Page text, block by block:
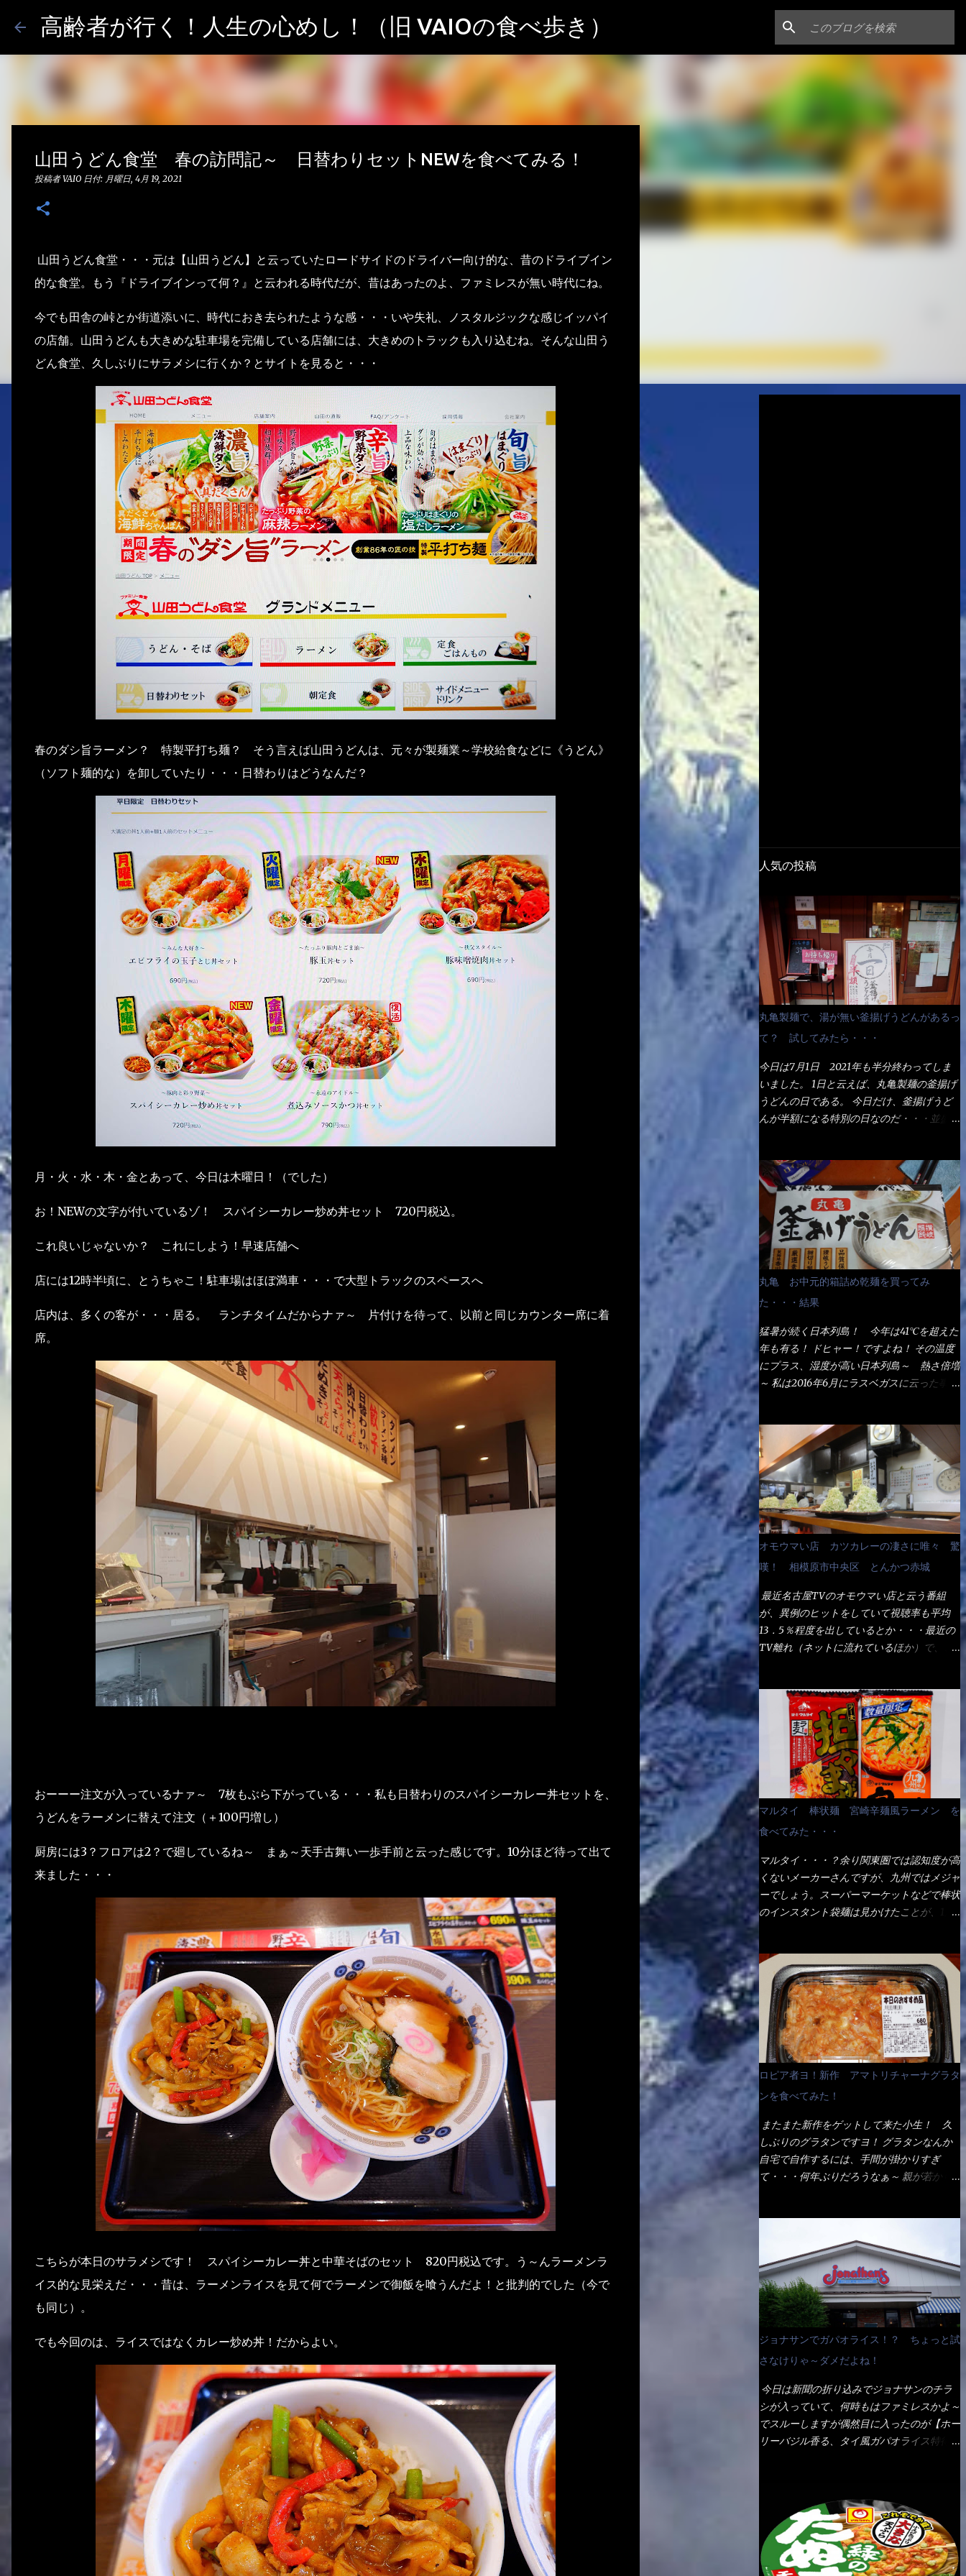
スキップしてメイン コンテンツに移動
高齢者が行く！人生の心めし！（旧 VAIOの食べ歩き）
山田うどん食堂 春の訪問記～ 日替わりセットNEWを食べてみる！
投稿者VAIO 日付: 月曜日, 4月 19, 2021
山田うどん食堂・・・元は【山田うどん】と云っていたロードサイドのドライバー向け的な、昔のドライブイン
的な食堂。もう『ドライブインって何？』と云われる時代だが、昔はあったのよ、ファミレスが無い時代にね。
今でも田舎の峠とか街道添いに、時代におき去られたような感・・・いや失礼、ノスタルジックな感じイッパイ
の店舗。山田うどんも大きめな駐車場を完備している店舗には、大きめのトラックも入り込むね。そんな山田う
どん食堂、久しぶりにサラメシに行くか？とサイトを見ると・・・
春のダシ旨ラーメン？ 特製平打ち麺？ そう言えば山田うどんは、元々が製麺業～学校給食などに《うどん》
（ソフト麺的な）を卸していたり・・・日替わりはどうなんだ？
月・火・水・木・金とあって、今日は木曜日！（でした）
お！NEWの文字が付いているゾ！ スパイシーカレー炒め丼セット 720円税込。
これ良いじゃないか？ これにしよう！早速店舗へ
店には12時半頃に、とうちゃこ！駐車場はほぼ満車・・・で大型トラックのスペースへ
店内は、多くの客が・・・居る。 ランチタイムだからナァ～ 片付けを待って、以前と同じカウンター席に着
席。
おーーー注文が入っているナァ～ 7枚もぶら下がっている・・・私も日替わりのスパイシーカレー丼セットを、
うどんをラーメンに替えて注文（＋100円増し）
厨房には3？フロアは2？で廻しているね～ まぁ～天手古舞い一歩手前と云った感じです。10分ほど待って出て
来ました・・・
こちらが本日のサラメシです！ スパイシーカレー丼と中華そばのセット 820円税込です。う～んラーメンラ
イス的な見栄えだ・・・昔は、ラーメンライスを見て何でラーメンで御飯を喰うんだよ！と批判的でした（今で
も同じ）。
でも今回のは、ライスではなくカレー炒め丼！だからよい。
人気の投稿
丸亀製麺で、湯が無い釜揚げうどんがあるっ
て？ 試してみたら・・・
今日は7月1日 2021年も半分終わってしま
いました。 1日と云えば、丸亀製麺の釜揚げ
うどんの日である。 今日だけ、釜揚げうど
んが半額になる特別の日なのだ・・・並盛
いことが2つある！ 1つめは釜揚げうどんの
湯が無い注文が通るか？ 釜揚げうどんは、
木の桶に茹で湯と共に＜うどん＞が泳いでる
～ でもコレって食べきるまで湯に浸かって
いるわけで、最初と最後では麺の固さという
かコシが違う！ だったら湯なんか要らない
じゃん！ 茹で上げ直後の麺だけいいよ！と
なるでしょう。 事前にググって調べたら、
やっぱり＜湯無し＞注文は、裏注文方法とし
てあるらしい。 それと店員によっては、理
解出来ない者も居るらしい云う事。 そこで
ランチ混雑前に、行くのが店への配慮でもあ
る。 11:20 店内に入り・・・『釜揚げうど
し？』（これだ全く理解していないな） す
ると茹で方の若い女性店員が『いい！い
い！！』とオッサンを向こうへやった。 で
サッサと、木桶を用意してうどんだけ入れて
出して来ました。 な～るほど、この事
か・・・ で今日の2021年後半1回目のサラメ
シです。 見事に木桶には湯が入っていな
い、UDONだけです。 しかし、この木桶デ
カイなぁ～ 試したいこと残りの1つが＜得＞
大しか食べていないからね、得がどれくらい
の満腹度になるのか？ この得サイズの木桶
は、銭湯で使う洗い桶サイズだなぁ～ この
木桶サイズに、満々と湯が注がれていたら食
これなら茹で上がった直後のままで、食べ進
められるじゃないか！ 別皿で、葱と天かす
を満タンに用意して、山葵も2つ。 それに湯
が無い利点として、汁が薄まらない！ これ
だよ、これ！！ 湯があると、うどんと共に
汁の方へ湯までも入ってしまう。つまりラー
メンの麺にスープが絡む現象ですな。 結
局、伸びずに汁も薄らむこともなく・・最後
の方で＜だし汁＞を少し追加しました。 腹
収まったし満足達成度100％ 苦しいと云う事
も無いな！ まだ鶏天1個位は入りそうだ
ね。 と云う事で、今回＜釜揚げうどんの湯
無し＞を試したら、確...
丸亀 お中元的箱詰め乾麺を買ってみ
た・・・結果
猛暑が続く日本列島！ 今年は41℃を超えた
年も有る！ ドヒャー！ですよね！ その温度
にプラス、湿度が高い日本列島～ 熱さ倍増
～ 私は2016年6月にラスベガスに云った事が
無いね） 処で今日は何だ！？これです。 丸
亀 釜あげうどん！ 日本には、お中元とお
歳暮という古来からの風習がある。 お中元
は、丁度お盆の夏場に日頃お世話になってい
る方への＜ご挨拶＞としての贈り物の習慣で
す。 今では、大分廃れてしまっているか
と・・・小生もお中元やお歳暮など送った事
は無い！（キッパリ） まぁ～この慣習が残
っているのは、官公庁や超大手企業戦士（昇
進目的）などの世界でしょう。 要は、ゴマ
スリ・・・てな感じかな。 丸亀製麺と云え
ば、大阪誕生→全国区（北海道と沖縄は？）
へ広がった、讃岐饂飩チェーン店大手といっ
舗に寄って違う！と云う人も居るらしい・・
そんな大手讃岐饂飩チェーン店と関係がある
のか？ 箱詰め乾麺！ このパッケージから
すれば、間違いなく贈答用目的でしょう。
そんな贈答用箱詰め饂飩・・・またもやメガ
ドンキで発見し購入！ 中身は、この様な状
態です。 乾麺の束が6束／一パックになって
おり、それが3袋入りです。 18束入りという
わけですね！900ｇの容量となり、1束／50
Amazonで1280円と云った感じです。 で私
は幾らで、メガドンキでゲットしたかって？
それは非常に言いづらい・・・色々と各方面
へ忖度して、激安だったとだけ申し上げまし
ほど茹で上げた状態です。 当家には、高齢
者がいるので少し柔らかく・・・ 茹で上が
った饂飩は、お店の饂飩に比べ＜細い＞で
す。 どちらかと云えば、稲庭饂飩的な太さ
ですね。 さてこれを、どの様に食べるか？
長葱無かったので、玉葱を刻んで八王子ラー
メン風月見つけうどん！ 冷やし釜あげうど
ん～です。 ラーメン丼に、冷水を軽く張っ
て饂飩を盛り付け、お椀に昆布出汁つゆと長
した。 良いじゃないか～...
オモウマい店 カツカレーの凄さに唯々 驚
嘆！ 相模原市中央区 とんかつ赤城
最近名古屋TVのオモウマい店と云う番組
が、異例のヒットをしていて視聴率も平均
13．5％程度を出しているとか・・・最近の
TV離れ（ネットに流れているほか）で、こ
あった！ とんかつ赤城！ 老齢の女性がメ
インで調理場を仕切、老齢の男性が脇をサポ
ートし最近は若い女性がオーダーや片付けを
担当している。 まずはこれを見て欲しい！
カウンターに置かれた＜お皿＞である。 直
ぐに気づいたでしょう！ 何かキャベツが山
じゃないか！？ ハイ、山です。 これが標
準なのです。 普通のとんかつ屋のキャベツ
と比べたら、10人前ほどあるか？ 値段的に
は、メイン（主流は1,000超）＋定食セット
350円程と値段的には、それ程では安い訳で
も無いが、客足が絶えない人気店である。
そんなメニューのなかで、リーズナブルで頂
が・・・今も変わらないと思うけど・・・
これが出てくると、カウンター中からOH～
と声が飛ぶ！ 写真は、キャベツ少なめでお
願いしています。 皿のサイズは、直径30cm
ほどあります。 そこにドカ盛のキャベツと
御飯にカレーがかかっています。 カレーは
辛く無く、食べやすいタイプです。 それじ
ゃ～カツは、ハムカツ程度の薄さだろう？と
思われるかもしれないが・・・違う！ チャ
も揚げたての熱々です。 これを難なく完食
出来なければ、漢では無い！と云っても過言
ではないだろう。 この他も、兎に角ボリュ
ーム満点で＜薄カツ＞と呼ばれるメニュー
が薄いから、2枚乗せにしたらしいけ
マルタイ 棒状麺 宮崎辛麺風ラーメン を
食べてみた・・・
マルタイ・・・？余り関東圏では認知度が高
くないメーカーさんですが、九州ではメジャ
ーでしょう。スーパーマーケットなどで棒状
のインスタント袋麺は見かけたことが、1度
になった乾麺が普通でしょう。マルタイでは
＜棒状＞なのです。 素麺や日本蕎麦などの
乾麺と一緒ですね！ そんなマルタイ棒状ラ
ーメンを、OKストアで見かけ思わず手に取
って買い物篭へ 坦々まぜそばと＜数量限定
＞宮崎辛麺風ラーメン オーッといきなり私
の胃袋をグサッと・・・・ 棒状インスタン
トラーメンのデビューが決まりました。
か・ら・め・ん・辛麺！ 宮崎辛麺はチャル
メラや日清からも出されている、辛口のラー
メンじゃん！！ 酸っぱくしたら、酸辣湯
麺？なんてね。 よし今日のサラメシは、宮
崎辛麺にしよう！ それではまず袋を開ける
ない姿・・・何だかチョッと高級感的
な・・・だって透明なトレイに並んだ棒状麺
なんて見慣れないからねぇ～（コストがかか
る） 袋の裏側を見ると、韮とか卵の用意を
勧めている。 それなばらと冷蔵庫にあっ
た、黒豆モヤシ・韮・生卵を用意しました。
まず鍋1で湯を沸かし、麺を茹でる！ 小鍋
で別に湯を沸かし卵を溶きながら投入～ 次
にモヤシを入れて、粉末スープを投入！！
上がったら、丼へ入れてから小鍋のスープを
丼の中へ 最後に小鍋の具を上にかけ、韮の
葉の部分をドサッと乗せて調味油を入れて完
成です。 どうでしょう？ 見た目 Goodデ
イ・ノンスチーム製法で仕上げた、生めんに
近い風味のストレートめんです。 豚の旨味
に数種類の唐辛子、ニンニクを加えた辛さと
コクが凝縮された醤油ベースのスープです。
調味油に赤ラー油とごま油を使用することに
ロピア者ヨ！新作 アマトリチャーナグラタ
ンを食べてみた！
またまた新作をゲットして来た小生！ 久
しぶりのグラタンですヨ！ グラタンなんか
自宅で自作するには、手間が掛かりすぎ
て・・・何年ぶりだろうなぁ～ 親が若かり
らしいですよ！ 何処からの情報？ ウィキ
ペディアから・・・そうだろうな～笑 電子
レンジで弱めのワット（小生は500Wで3分
程度）温めてテーブルへ これ店舗の調理場
で、製造しているけど考えるに大き目のオー
ブン皿で焼いて、大凡の目安で小分けにして
いるようで、パックをよーく見たら表面のチ
ーズの乗り具合に結構な差が出ていた・・・
チーズに焦げ目が付いているのを、しっかり
確認し買うことをオススメします。（取り分
け量にも若干有り差がでてるだろう） 早速
タバスコを振りかけて食べてみると・・・結
使ってみたら、これが凄くうまくすくえるん
だよねぇ～（このスプーン当たりだね） 今
回新作のグラタンを頂きましたが、まずまず
の美味しさとダイソーのカレースプーンの。
すくい上げ力の良さを再度認識できました。
ジョナサンでガパオライス！？ ちょっと試
さなけりゃ～ダメだよね！
今日は新聞の折り込みでジョナサンのチラ
シが入っていて、何時もはファミレスかよ～
でスルーしますが偶然目に入ったのが【ホー
リーバジル香る、タイ風ガパオライス特得ク
て・・・今日じゃん！！ そこで近くのお店
へ・・・・ モーニング以外の通常メニュー
は、10:30以降に提供されるので10:40頃に店
内へ 私は基本的、どの店に行っても同じメ